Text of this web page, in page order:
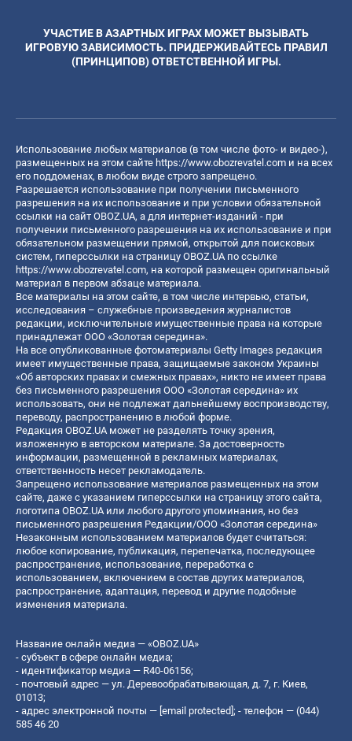
УЧАСТИЕ В АЗАРТНЫХ ИГРАХ МОЖЕТ ВЫЗЫВАТЬ
ИГРОВУЮ ЗАВИСИМОСТЬ. ПРИДЕРЖИВАЙТЕСЬ ПРАВИЛ
(ПРИНЦИПОВ) ОТВЕТСТВЕННОЙ ИГРЫ.
Использование любых материалов (в том числе фото- и видео-),
размещенных на этом сайте https://www.obozrevatel.com и на всех
его поддоменах, в любом виде строго запрещено.
Разрешается использование при получении письменного
разрешения на их использование и при условии обязательной
ссылки на сайт OBOZ.UA, а для интернет-изданий - при
получении письменного разрешения на их использование и при
обязательном размещении прямой, открытой для поисковых
систем, гиперссылки на страницу OBOZ.UA по ссылке
https://www.obozrevatel.com, на которой размещен оригинальный
материал в первом абзаце материала.
Все материалы на этом сайте, в том числе интервью, статьи,
исследования – служебные произведения журналистов
редакции, исключительные имущественные права на которые
принадлежат ООО «Золотая середина».
На все опубликованные фотоматериалы Getty Images редакция
имеет имущественные права, защищаемые законом Украины
«Об авторских правах и смежных правах», никто не имеет права
без письменного разрешения ООО «Золотая середина» их
использовать, они не подлежат дальнейшему воспроизводству,
переводу, распространению в любой форме.
Редакция OBOZ.UA может не разделять точку зрения,
изложенную в авторском материале. За достоверность
информации, размещенной в рекламных материалах,
ответственность несет рекламодатель.
Запрещено использование материалов размещенных на этом
сайте, даже с указанием гиперссылки на страницу этого сайта,
логотипа OBOZ.UA или любого другого упоминания, но без
письменного разрешения Редакции/ООО «Золотая середина»
Незаконным использованием материалов будет считаться:
любое копирование, публикация, перепечатка, последующее
распространение, использование, переработка с
использованием, включением в состав других материалов,
распространение, адаптация, перевод и другие подобные
изменения материала.
Название онлайн медиа — «OBOZ.UA»
- субъект в сфере онлайн медиа;
- идентификатор медиа — R40-06156;
- почтовый адрес — ул. Деревообрабатывающая, д. 7, г. Киев,
01013;
- адрес электронной почты — [email protected]; - телефон — (044)
585 46 20